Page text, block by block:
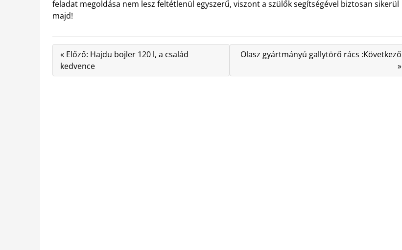
feladat megoldása nem lesz feltétlenül egyszerű, viszont a szülők segítségével biztosan sikerül
majd!
« Előző: Hajdu bojler 120 l, a család
kedvence
Olasz gyártmányú gallytörő rács :Következő
»